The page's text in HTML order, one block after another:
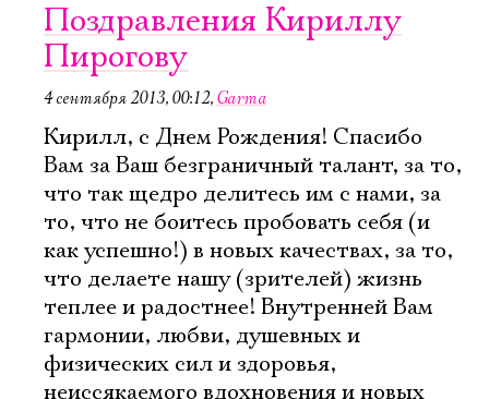
Поздравления Кириллу
Пирогову
4 сентября 2013, 00:12, Garma
Кирилл, с Днем Рождения! Спасибо
Вам за Ваш безграничный талант, за то,
что так щедро делитесь им с нами, за
то, что не боитесь пробовать себя (и
как успешно!) в новых качествах, за то,
что делаете нашу (зрителей) жизнь
теплее и радостнее! Внутренней Вам
гармонии, любви, душевных и
физических сил и здоровья,
неиссякаемого вдохновения и новых